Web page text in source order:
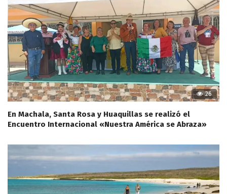
26
En Machala, Santa Rosa y Huaquillas se realizó el
Encuentro Internacional «Nuestra América se Abraza»